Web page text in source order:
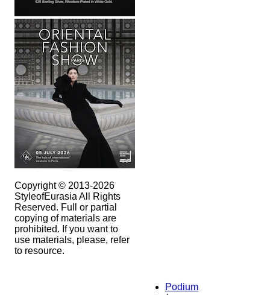
Copyright © 2013-2026
StyleofEurasia All Rights
Reserved. Full or partial
copying of materials are
prohibited. If you want to
use materials, please, refer
to resource.
Podium